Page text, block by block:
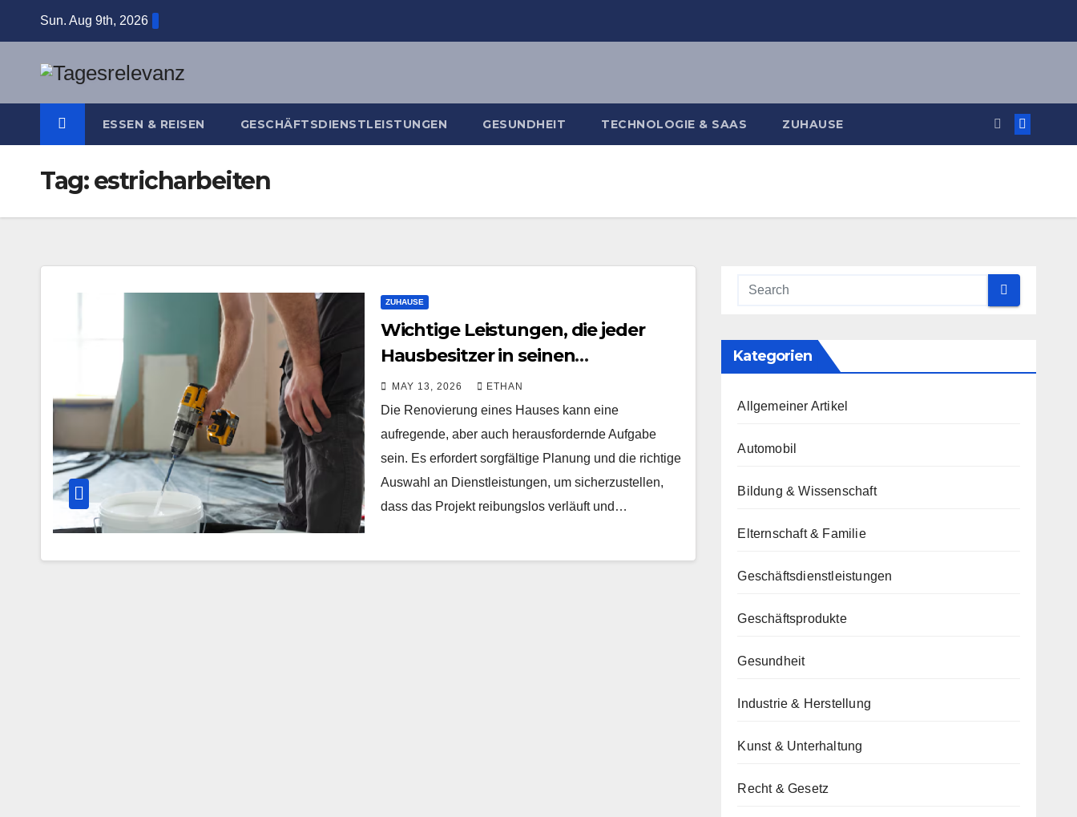
Sun. Aug 9th, 2026
ESSEN & REISEN GESCHÄFTSDIENSTLEISTUNGEN GESUNDHEIT TECHNOLOGIE & SAAS ZUHAUSE
Tag:estricharbeiten
ZUHAUSE
Wichtige Leistungen, die jeder
Hausbesitzer in seinen
Renovierungsplan aufnehmen
sollte
MAY 13, 2026 ETHAN
Die Renovierung eines Hauses kann eine
aufregende, aber auch herausfordernde Aufgabe
sein. Es erfordert sorgfältige Planung und die richtige
Auswahl an Dienstleistungen, um sicherzustellen,
dass das Projekt reibungslos verläuft und…
Kategorien
Allgemeiner Artikel
Automobil
Bildung & Wissenschaft
Elternschaft & Familie
Geschäftsdienstleistungen
Geschäftsprodukte
Gesundheit
Industrie & Herstellung
Kunst & Unterhaltung
Recht & Gesetz